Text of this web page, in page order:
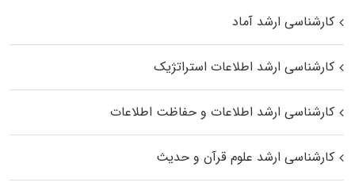
کارشناسی ارشد آماد
کارشناسی ارشد اطلاعات استراتژیک
کارشناسی ارشد اطلاعات و حفاظت اطلاعات
کارشناسی ارشد علوم قرآن و حدیث